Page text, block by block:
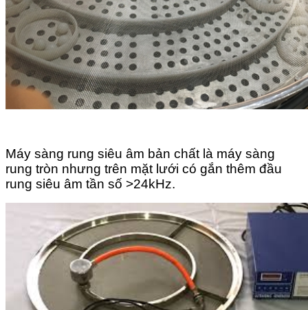
Máy sàng rung siêu âm bản chất là máy sàng
rung tròn nhưng trên mặt lưới có gắn thêm đầu
rung siêu âm tần số >24kHz.